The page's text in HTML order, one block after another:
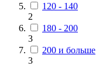
120 - 140
2
180 - 200
3
200 и больше
3